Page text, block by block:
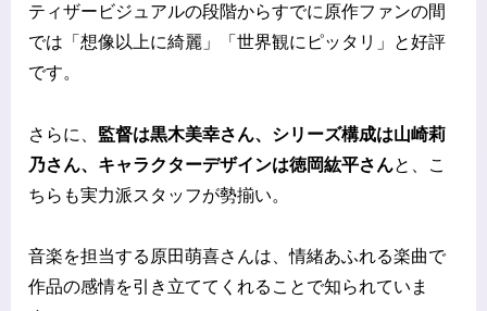
ティザービジュアルの段階からすでに原作ファンの間
では「想像以上に綺麗」「世界観にピッタリ」と好評
です。
さらに、 監督は黒木美幸さん、シリーズ構成は山崎莉
乃さん、キャラクターデザインは徳岡紘平さんと、こ
ちらも実力派スタッフが勢揃い。
音楽を担当する原田萌喜さんは、情緒あふれる楽曲で
作品の感情を引き立ててくれることで知られていま